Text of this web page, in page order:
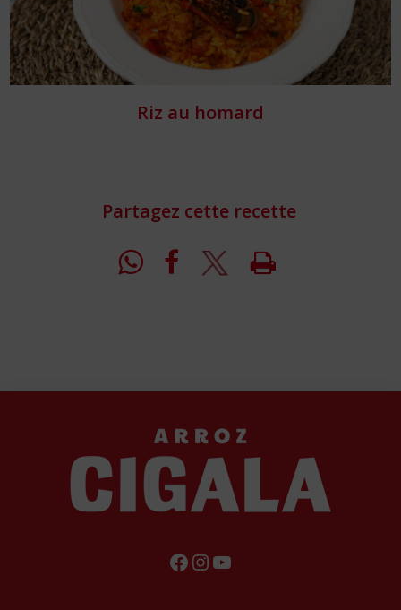
Riz au homard
Partagez cette recette
FACEBOOK
INSTAGRAM
YOUTUBE